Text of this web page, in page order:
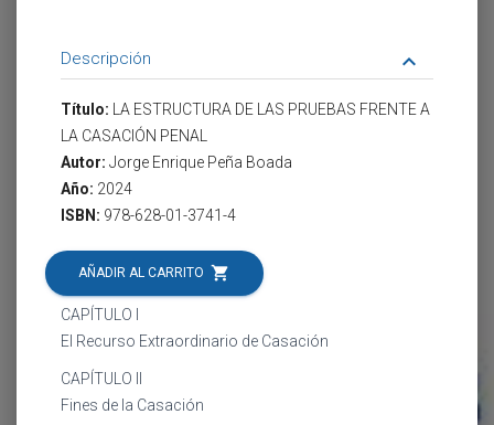
Descripción keyboard_arrow_down
Título: LA ESTRUCTURA DE LAS PRUEBAS FRENTE A
LA CASACIÓN PENAL
Autor: Jorge Enrique Peña Boada
Año: 2024
ISBN: 978-628-01-3741-4
AÑADIR AL CARRITO shopping_cart
CAPÍTULO I
El Recurso Extraordinario de Casación
CAPÍTULO II
Fines de la Casación